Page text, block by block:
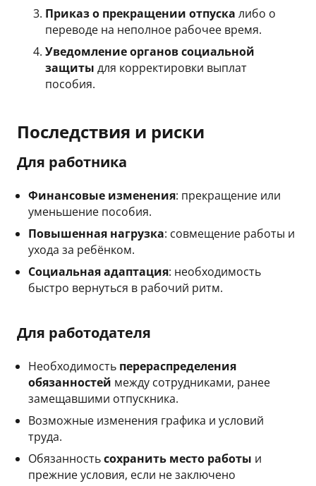
Приказ о прекращении отпуска либо о
переводе на неполное рабочее время.
Уведомление органов социальной
защиты для корректировки выплат
пособия.
Последствия и риски
Для работника
Финансовые изменения: прекращение или
уменьшение пособия.
Повышенная нагрузка: совмещение работы и
ухода за ребёнком.
Социальная адаптация: необходимость
быстро вернуться в рабочий ритм.
Для работодателя
Необходимость перераспределения
обязанностей между сотрудниками, ранее
замещавшими отпускника.
Возможные изменения графика и условий
труда.
Обязанностьсохранить место работы и
прежние условия, если не заключено